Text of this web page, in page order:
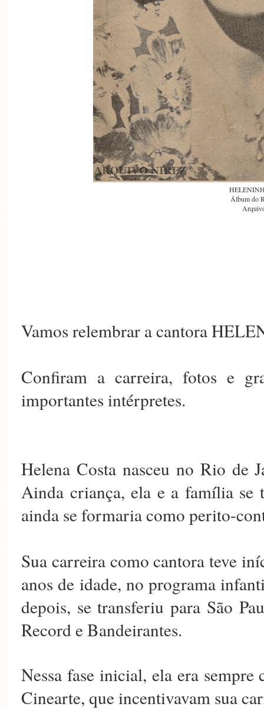
Álbum do
Vamos relembrar a cantora
Confiram a carreira, fotos e
importantes intérpretes.
Helena Costa nasceu no Rio de
Ainda criança, ela e a família se
ainda se formaria como perito-
Sua carreira como cantora teve
anos de idade, no programa
depois, se transferiu para São
Record e Bandeirantes.
Nessa fase inicial, ela era
Cinearte, que incentivavam sua